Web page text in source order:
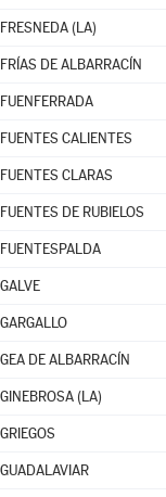
FRESNEDA (LA)
FRÍAS DE ALBARRACÍN
FUENFERRADA
FUENTES CALIENTES
FUENTES CLARAS
FUENTES DE RUBIELOS
FUENTESPALDA
GALVE
GARGALLO
GEA DE ALBARRACÍN
GINEBROSA (LA)
GRIEGOS
GUADALAVIAR